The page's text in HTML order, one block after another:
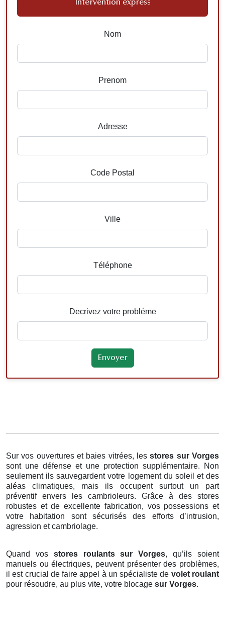
Intervention express
Nom
Prenom
Adresse
Code Postal
Ville
Téléphone
Decrivez votre probléme
Sur vos ouvertures et baies vitrées, lesstores sur Vorges
sont une défense et une protection supplémentaire. Non
seulement ils sauvegardent votre logement du soleil et des
aléas climatiques, mais ils occupent surtout un part
préventif envers les cambrioleurs. Grâce à des stores
robustes et de excellente fabrication, vos possessions et
votre habitation sont sécurisés des efforts d’intrusion,
agression et cambriolage.
Quand vos stores roulants sur Vorges, qu’ils soient
manuels ou électriques, peuvent présenter des problèmes,
il est crucial de faire appel à un spécialiste de volet roulant
pour résoudre, au plus vite, votre blocage sur Vorges.